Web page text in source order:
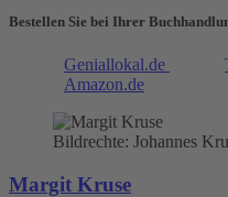
Bestellen Sie bei Ihrer
Geniallokal.de
Amazon.de
Bildrechte: Johannes
Margit Kruse